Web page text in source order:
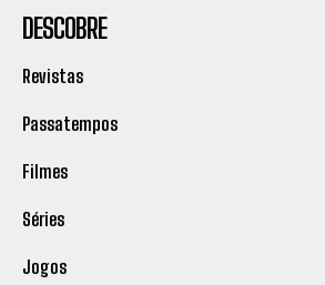
DESCOBRE
Revistas
Passatempos
Filmes
Séries
Jogos